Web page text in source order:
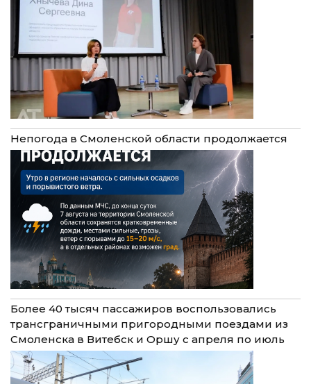
Непогода в Смоленской области продолжается
Более 40 тысяч пассажиров воспользовались
трансграничными пригородными поездами из
Смоленска в Витебск и Оршу с апреля по июль